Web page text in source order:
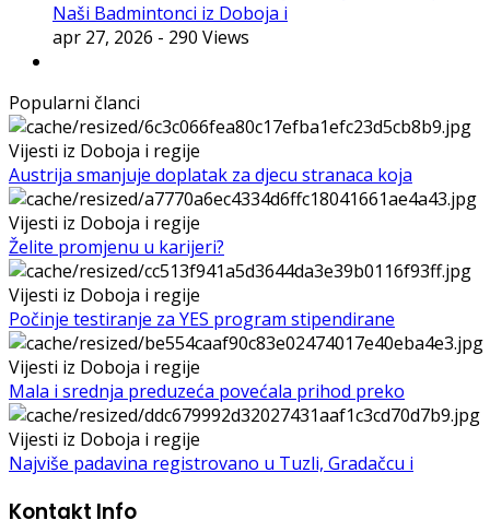
Naši Badmintonci iz Doboja i
apr 27, 2026 - 290 Views
Popularni članci
Vijesti iz Doboja i regije
Austrija smanjuje doplatak za djecu stranaca koja
Vijesti iz Doboja i regije
Želite promjenu u karijeri?
Vijesti iz Doboja i regije
Počinje testiranje za YES program stipendirane
Vijesti iz Doboja i regije
Mala i srednja preduzeća povećala prihod preko
Vijesti iz Doboja i regije
Najviše padavina registrovano u Tuzli, Gradačcu i
Kontakt Info